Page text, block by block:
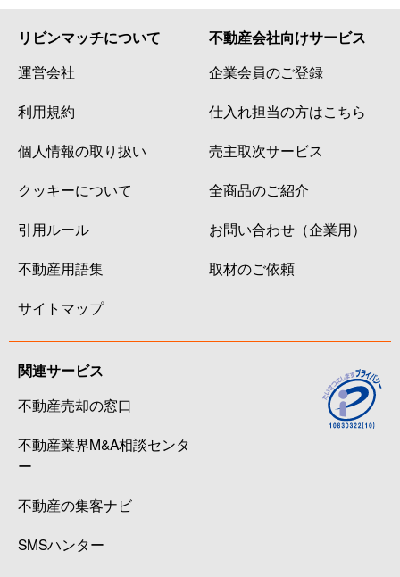
リビンマッチについて
運営会社
利用規約
個人情報の取り扱い
クッキーについて
引用ルール
不動産用語集
サイトマップ
不動産会社向けサービス
企業会員のご登録
仕入れ担当の方はこちら
売主取次サービス
全商品のご紹介
お問い合わせ（企業用）
取材のご依頼
関連サービス
不動産売却の窓口
不動産業界M&A相談センタ
ー
不動産の集客ナビ
SMSハンター